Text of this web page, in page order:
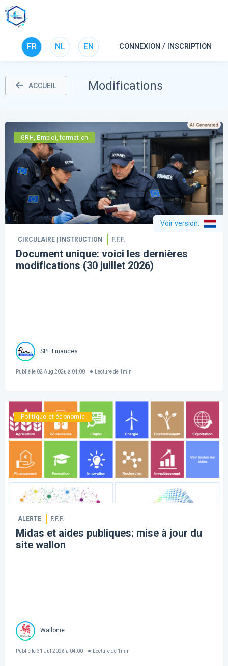
FR NL EN CONNEXION / INSCRIPTION
ACCUEIL Modifications
GRH, Emploi, formation
Voir version:
CIRCULAIRE | INSTRUCTION F.F.F.
Document unique: voici les dernières
modifications (30 juillet 2026)
SPF Finances
Publié le 02 Aug 2026 à 04:00 Lecture de 1 min
Politique et économie
ALERTE F.F.F.
Midas et aides publiques: mise à jour du
site wallon
Wallonie
Publié le31 Jul 2026 à 04:00 Lecture de 1 min